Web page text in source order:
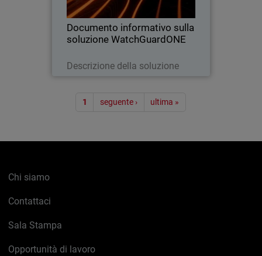
Documento informativo sulla
soluzione WatchGuardONE
Descrizione della soluzione
attraverso il coinvolgimento e la
formazione.
Paginazione
1 seguente › ultima »
Chi siamo
Contattaci
Sala Stampa
Opportunità di lavoro